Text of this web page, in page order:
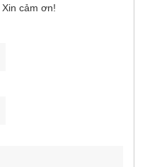
cảm ơn!